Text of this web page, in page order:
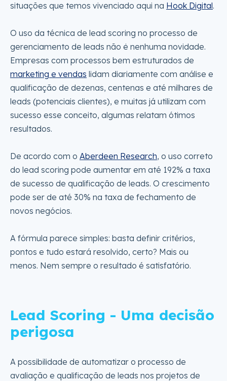
situações que temos vivenciado aqui na Hook Digital.
O uso da técnica de lead scoring no processo de
gerenciamento de leads não ė nenhuma novidade.
Empresas com processos bem estruturados de
marketing e vendas lidam diariamente com análise e
qualificação de dezenas, centenas e até milhares de
leads (potenciais clientes), e muitas já utilizam com
sucesso esse conceito, algumas relatam ótimos
resultados.
De acordo com o Aberdeen Research, o uso correto
do lead scoring pode aumentar em até 192% a taxa
de sucesso de qualificação de leads. O crescimento
pode ser de até 30% na taxa de fechamento de
novos negócios.
A fórmula parece simples: basta definir critérios,
pontos e tudo estará resolvido, certo? Mais ou
menos. Nem sempre o resultado é satisfatório.
Lead Scoring - Uma decisão
perigosa
A possibilidade de automatizar o processo de
avaliação e qualificação de leads nos projetos de